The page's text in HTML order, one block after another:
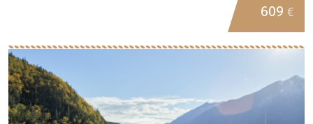
609 €